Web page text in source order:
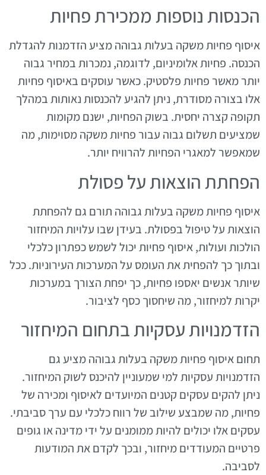
הכנסות נוספות ממכירת פחיות
איסוף פחיות משקה בעלות גבוהה מציע הזדמנות להגדלת
הכנסה. פחיות אלומיניום, לדוגמה, נמכרות במחיר גבוה
יותר מאשר פחיות פלסטיק. כאשר עוסקים באיסוף פחיות
אלו בצורה מסודרת, ניתן להגיע להכנסות נאותות במהלך
תקופה קצרה יחסית. בשוק הפחיות, ישנם מקומות
שמציעים תשלום גבוה עבור פחיות משקה מסוימות, מה
שמאפשר למאגרי הפחיות להרוויח יותר.
הפחתת הוצאות על פסולת
איסוף פחיות משקה בעלות גבוהה תורם גם להפחתת
הוצאות על טיפול בפסולת. בעידן שבו עלויות המיחזור
הולכות ועולות, איסוף פחיות יכול לשמש כפתרון כלכלי
ובתוך כך להפחית את העומס על המערכות העירוניות. ככל
שיותר אנשים יאספו פחיות, כך יפחת הצורך במערכות
יקרות למיחזור, מה שיחסוך כסף לציבור.
הזדמנויות עסקיות בתחום המיחזור
תחום איסוף פחיות משקה בעלות גבוהה מציע גם
הזדמנויות עסקיות למי שמעוניין להיכנס לשוק המיחזור.
ניתן להקים עסקים קטנים המיועדים לאיסוף ומכירה של
פחיות, מה שמבצע שילוב של רווח כלכלי עם ערך סביבתי.
עסקים אלו יכולים להיות ממומנים על ידי מדינה או גופים
פרטיים המעודדים מיחזור, ובכך לקדם את המודעות
לסביבה.